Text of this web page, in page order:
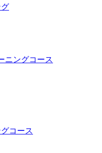
ニングコース
コース